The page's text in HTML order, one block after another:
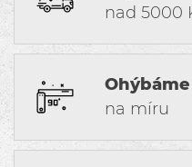
nad 5000
na míru